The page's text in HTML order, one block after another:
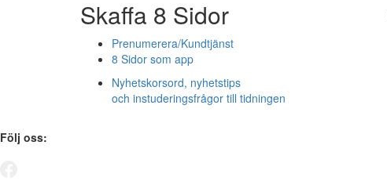
Skaffa 8 Sidor
Prenumerera/Kundtjänst
8 Sidor som app
Nyhetskorsord, nyhetstips
och instuderingsfrågor till tidningen
Följ oss: